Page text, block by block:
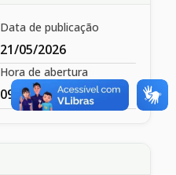
Data de publicação
21/05/2026
Hora de abertura
09:57